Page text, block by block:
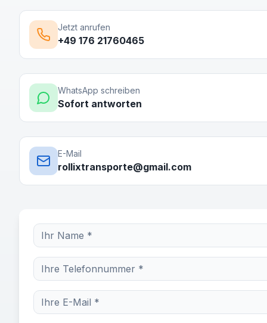
Jetzt anrufen
+49 176 21760465
WhatsApp schreiben
Sofort antworten
E-Mail
rollixtransporte@gmail.com